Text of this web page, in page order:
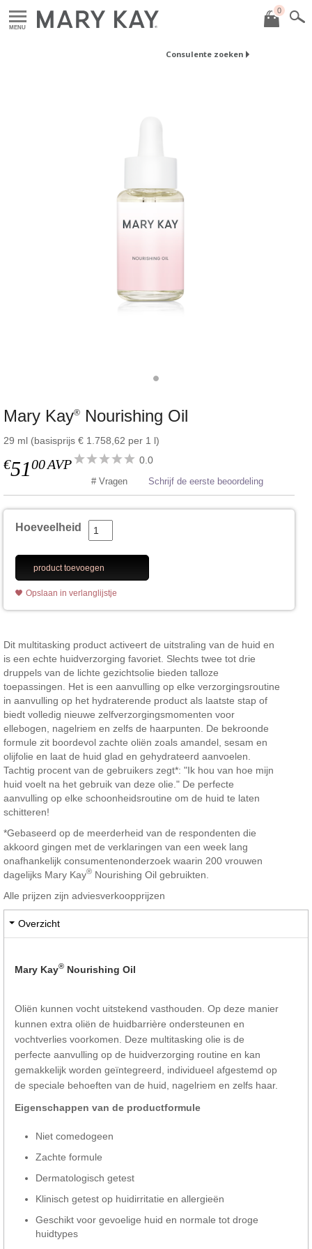
MENU
0
Consulente zoeken
Mary Kay® Nourishing Oil
29 ml (basisprijs € 1.758,62 per 1 l)
€5100AVP 0.0
# Vragen Schrijf de eerste beoordeling
Hoeveelheid
product toevoegen
Opslaan in verlanglijstje
Dit multitasking product activeert de uitstraling van de huid en
is een echte huidverzorging favoriet. Slechts twee tot drie
druppels van de lichte gezichtsolie bieden talloze
toepassingen. Het is een aanvulling op elke verzorgingsroutine
in aanvulling op het hydraterende product als laatste stap of
biedt volledig nieuwe zelfverzorgingsmomenten voor
ellebogen, nagelriem en zelfs de haarpunten. De bekroonde
formule zit boordevol zachte oliën zoals amandel, sesam en
olijfolie en laat de huid glad en gehydrateerd aanvoelen.
Tachtig procent van de gebruikers zegt*: "Ik hou van hoe mijn
huid voelt na het gebruik van deze olie." De perfecte
aanvulling op elke schoonheidsroutine om de huid te laten
schitteren!
*Gebaseerd op de meerderheid van de respondenten die
akkoord gingen met de verklaringen van een week lang
onafhankelijk consumentenonderzoek waarin 200 vrouwen
dagelijks Mary Kay® Nourishing Oil gebruikten.
Alle prijzen zijn adviesverkoopprijzen
Overzicht
Mary Kay® Nourishing Oil
Oliën kunnen vocht uitstekend vasthouden. Op deze manier
kunnen extra oliën de huidbarrière ondersteunen en
vochtverlies voorkomen. Deze multitasking olie is de
perfecte aanvulling op de huidverzorging routine en kan
gemakkelijk worden geïntegreerd, individueel afgestemd op
de speciale behoeften van de huid, nagelriem en zelfs haar.
Eigenschappen van de productformule
Niet comedogeen
Zachte formule
Dermatologisch getest
Klinisch getest op huidirritatie en allergieën
Geschikt voor gevoelige huid en normale tot droge
huidtypes